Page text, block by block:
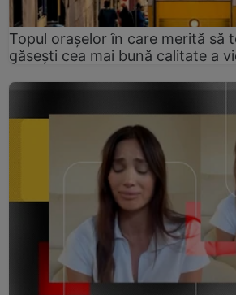
Topul orașelor în care merită să
găsești cea mai bună calitate a